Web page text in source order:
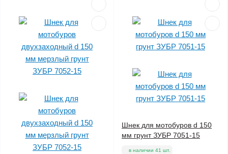
Шнек для мотобуров d 150
мм грунт ЗУБР 7051-15
в наличии 41 шт.